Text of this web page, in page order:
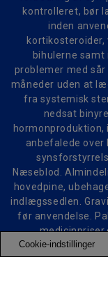
kontrolleret, bør
inden
bihulerne
problemer med
måneder uden at
fra systemisk
nedsat
anbefalede
Næseblod.
hovedpine,
indlægssedlen.
før anvendelse.
indlægssedlen
Cookie-indstillinger